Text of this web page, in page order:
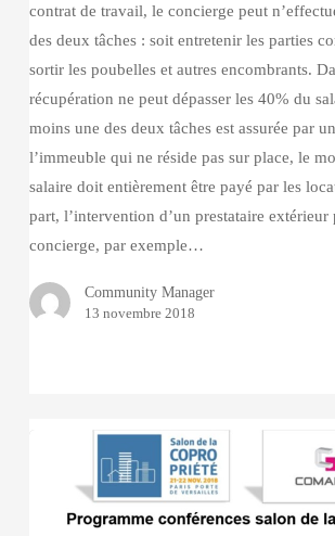
contrat de travail, le concierge peut
des deux tâches : soit entretenir les parties
sortir les poubelles et autres encombrants.
récupération ne peut dépasser les 40% du
moins une des deux tâches est assurée par
l’immeuble qui ne réside pas sur place, le
salaire doit entièrement être payé par les
part, l’intervention d’un prestataire extérieur
concierge, par exemple…
Community Manager
13 novembre 2018